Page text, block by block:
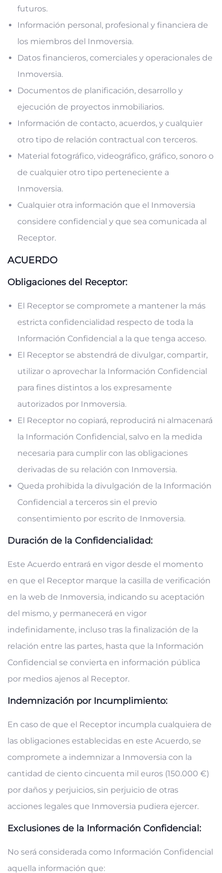
futuros.
Información personal, profesional y financiera de
los miembros del Inmoversia.
Datos financieros, comerciales y operacionales de
Inmoversia.
Documentos de planificación, desarrollo y
ejecución de proyectos inmobiliarios.
Información de contacto, acuerdos, y cualquier
otro tipo de relación contractual con terceros.
Material fotográfico, videográfico, gráfico, sonoro o
de cualquier otro tipo perteneciente a
Inmoversia.
Cualquier otra información que el Inmoversia
considere confidencial y que sea comunicada al
Receptor.
ACUERDO
Obligaciones del Receptor:
El Receptor se compromete a mantener la más
estricta confidencialidad respecto de toda la
Información Confidencial a la que tenga acceso.
El Receptor se abstendrá de divulgar, compartir,
utilizar o aprovechar la Información Confidencial
para fines distintos a los expresamente
autorizados por Inmoversia.
El Receptor no copiará, reproducirá ni almacenará
la Información Confidencial, salvo en la medida
necesaria para cumplir con las obligaciones
derivadas de su relación con Inmoversia.
Queda prohibida la divulgación de la Información
Confidencial a terceros sin el previo
consentimiento por escrito de Inmoversia.
Duración de la Confidencialidad:
Este Acuerdo entrará en vigor desde el momento
en que el Receptor marque la casilla de verificación
en la web de Inmoversia, indicando su aceptación
del mismo, y permanecerá en vigor
indefinidamente, incluso tras la finalización de la
relación entre las partes, hasta que la Información
Confidencial se convierta en información pública
por medios ajenos al Receptor.
Indemnización por Incumplimiento:
En caso de que el Receptor incumpla cualquiera de
las obligaciones establecidas en este Acuerdo, se
compromete a indemnizar a Inmoversia con la
cantidad de ciento cincuenta mil euros (150.000 €)
por daños y perjuicios, sin perjuicio de otras
acciones legales que Inmoversia pudiera ejercer.
Exclusiones de la Información Confidencial:
No será considerada como Información Confidencial
aquella información que: